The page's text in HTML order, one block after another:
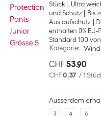
Stück
Ultra
und Schutz
Bis
Auslaufschutz
enthalten 0%
Standard 100
Kategorie:
CHF 53.90
CHF0.37 /1
Ausserdem
3 4 6